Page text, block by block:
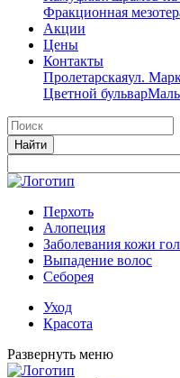
Фракционная
Акции
Цены
Контакты
Пролетарскаяул.
Цветной бульвар
Перхоть
Алопеция
Заболевания кожи
Выпадение волос
Cеборея
Уход
Красота
Развернуть меню